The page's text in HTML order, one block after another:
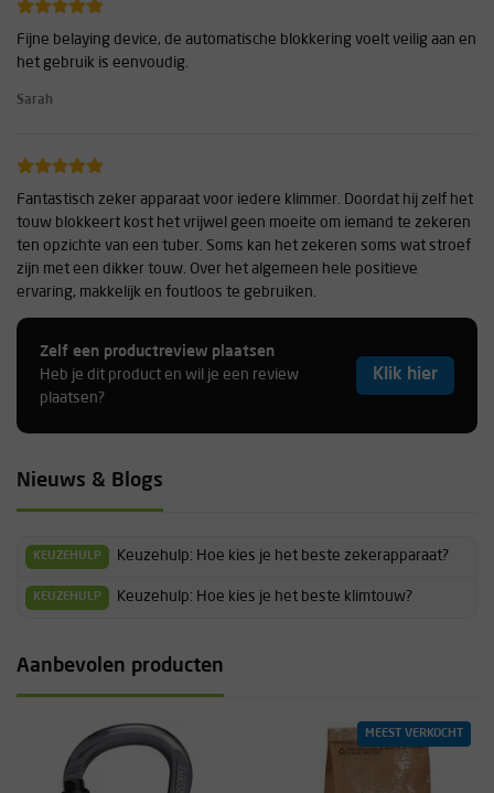
Fijne belaying device, de automatische blokkering voelt veilig aan en
het gebruik is eenvoudig.
Sarah
Fantastisch zeker apparaat voor iedere klimmer. Doordat hij zelf het
touw blokkeert kost het vrijwel geen moeite om iemand te zekeren
ten opzichte van een tuber. Soms kan het zekeren soms wat stroef
zijn met een dikker touw. Over het algemeen hele positieve
ervaring, makkelijk en foutloos te gebruiken.
Rik
Super zekerapparaat en makkelijk en snel te bedienen in het
leerlingen. Top!
Leon
voorklimmen blijf ik toch liever bij de tuber aangezien veilig en
vooral snel touw uitgeven wel enige oefening vergt.
Zelf een productreview plaatsen
Heb je dit product en wil je een review
plaatsen?
Klik hier
Nieuws & Blogs
KEUZEHULP Keuzehulp: Hoe kies je het beste zekerapparaat?
KEUZEHULP Keuzehulp: Hoe kies je het beste klimtouw?
Aanbevolen producten
MEEST VERKOCHT